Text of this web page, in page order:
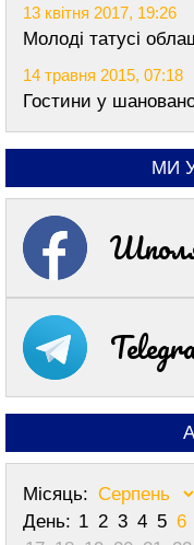
13 квітня 2017, 19:26
Молоді татусі
14 травня 2015, 07:18
Гостини у
МИ
Місяць:
День: 1 2 3 4 5 6